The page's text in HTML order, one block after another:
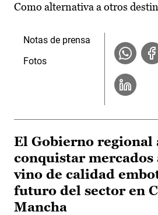
Como alternativa a otros
Notas de prensa
Fotos
El Gobierno regional
conquistar mercados
vino de calidad
futuro del sector en
Mancha